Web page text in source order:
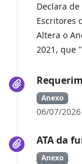
Declara
Escritores
Altera o
2021, que
Anexo
06/07/2026
ATA da
Anexo